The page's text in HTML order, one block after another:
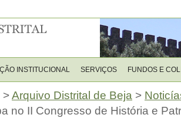
INSTITUCIONAL SERVIÇOS FUNDOS E
>Arquivo Distrital de Beja >
no II Congresso de História e